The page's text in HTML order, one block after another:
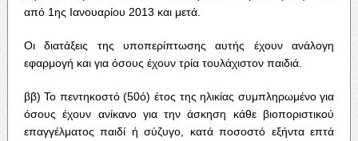
από 1ης Ιανουαρίου 2013 και μετά.
Οι διατάξεις της υποπερίπτωσης αυτής έχουν ανάλογη
εφαρμογή και για όσους έχουν τρία τουλάχιστον παιδιά.
ββ) Το πεντηκοστό (50ό) έτος της ηλικίας συμπληρωμένο για
όσους έχουν ανίκανο για την άσκηση κάθε βιοποριστικού
επαγγέλματος παιδί ή σύζυγο, κατά ποσοστό εξήντα επτά